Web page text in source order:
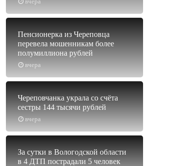
вчера
Пенсионерка из Череповца
перевела мошенникам более
полумиллиона рублей
вчера
Череповчанка украла со счёта
сестры 144 тысячи рублей
За сутки в Вологодской области
в 4 ДТП пострадали 5 человек